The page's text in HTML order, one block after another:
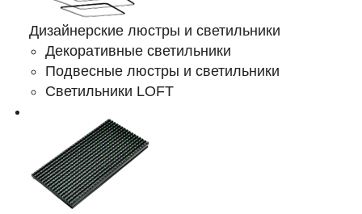
Дизайнерские люстры и светильники
Декоративные светильники
Подвесные люстры и светильники
Светильники LOFT